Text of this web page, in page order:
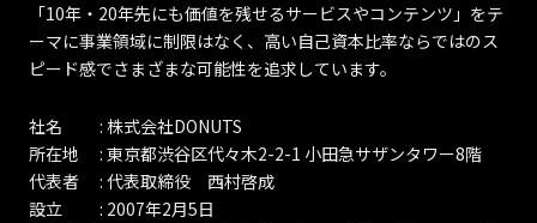
「10年・20年先にも価値を残せるサービスやコンテンツ」をテ
ーマに事業領域に制限はなく、高い自己資本比率ならではのス
ピード感でさまざまな可能性を追求しています。
社名 : 株式会社DONUTS
所在地 : 東京都渋谷区代々木2-2-1 小田急サザンタワー8階
代表者 : 代表取締役 西村啓成
設立 : 2007年2月5日